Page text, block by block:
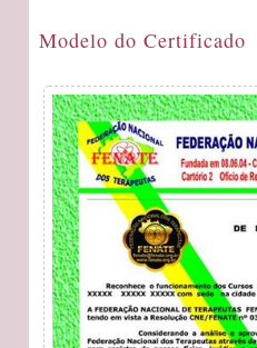
Modelo do Certificado